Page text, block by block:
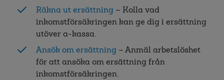
Räkna ut ersättning – Kolla vad
inkomstförsäkringen kan ge dig i ersättning
utöver a-kassa.
Ansök om ersättning – Anmäl arbetslöshet
för att ansöka om ersättning från
inkomstförsäkringen.